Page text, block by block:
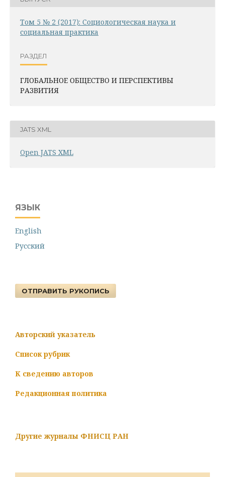
Том 5 № 2 (2017): Социологическая наука и
социальная практика
РАЗДЕЛ
ГЛОБАЛЬНОЕ ОБЩЕСТВО И ПЕРСПЕКТИВЫ
РАЗВИТИЯ
JATS XML
Open JATS XML
ЯЗЫК
English
Русский
ОТПРАВИТЬ РУКОПИСЬ
Авторский указатель
Список рубрик
К сведению авторов
Редакционная политика
Другие журналы ФНИСЦ РАН